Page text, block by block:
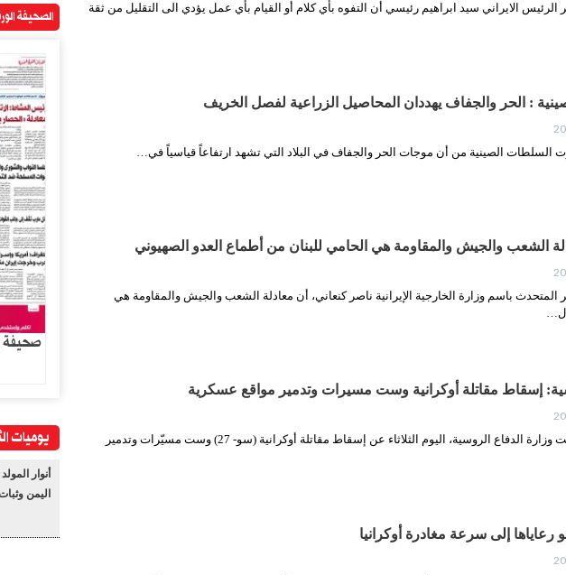
الرئيس الايراني سيد ابراهيم رئيسي أن التفوه بأي كلام أو القيام بأي عمل يؤدي الی التقليل من ثقة
: الحر والجفاف يهددان المحاصيل الزراعية لفصل الخريف
السلطات الصينية من أن موجات الحر والجفاف في البلاد التي تشهد ارتفاعاً قياسياً في…
الشعب والجيش والمقاومة هي الحامي للبنان من أطماع العدو الصهيوني
المتحدث باسم وزارة الخارجية الإيرانية ناصر كنعاني، أن معادلة الشعب والجيش والمقاومة هي
إسقاط مقاتلة أوكرانية وست مسيرات وتدمير مواقع عسكرية
الثورة نت/ أعلنت وزارة الدفاع الروسية، اليوم الثلاثاء عن إسقاط مقاتلة أوكرانية (سو- 27) وست مسيّرات وتدمير
إلى سرعة مغادرة أوكرانيا
الصحيفة
يوميات
أنوار
اليمن